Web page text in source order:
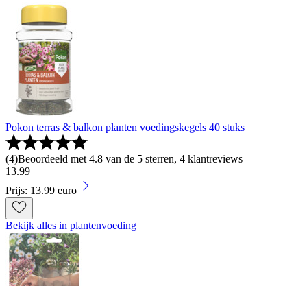
Pokon terras & balkon planten voedingskegels 40 stuks
(4)Beoordeeld met 4.8 van de 5 sterren, 4 klantreviews
13.99
Prijs: 13.99 euro
Bekijk alles in plantenvoeding